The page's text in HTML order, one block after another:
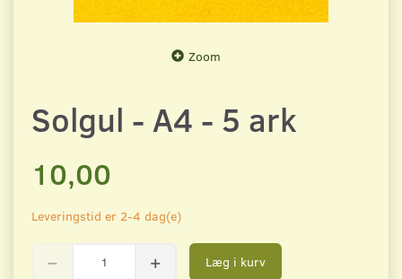
Zoom
Solgul - A4 - 5 ark
10,00
Leveringstid er 2-4 dag(e)
Læg i kurv